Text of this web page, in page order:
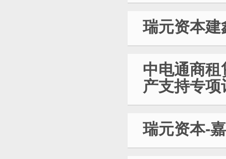
瑞元资本建
中电通商
产支持专项
瑞元资本-